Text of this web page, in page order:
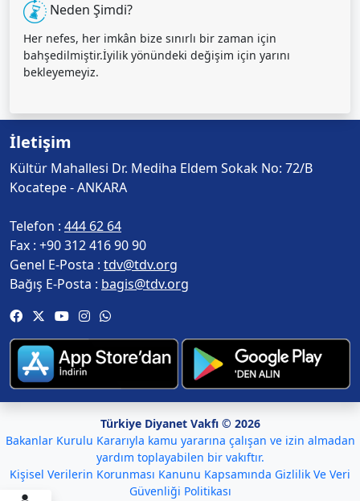
Neden Şimdi?
Her nefes, her imkân bize sınırlı bir zaman için
bahşedilmiştir.İyilik yönündeki değişim için yarını
bekleyemeyiz.
İletişim
Kültür Mahallesi Dr. Mediha Eldem Sokak No: 72/B
Kocatepe - ANKARA
Telefon : 444 62 64
Fax : +90 312 416 90 90
Genel E-Posta : tdv@tdv.org
Bağış E-Posta : bagis@tdv.org
Türkiye Diyanet Vakfı © 2026
Bakanlar Kurulu Kararıyla kamu yararına çalışan ve izin almadan
yardım toplayabilen bir vakıftır.
Kişisel Verilerin Korunması Kanunu Kapsamında Gizlilik Ve Veri
Güvenliği Politikası